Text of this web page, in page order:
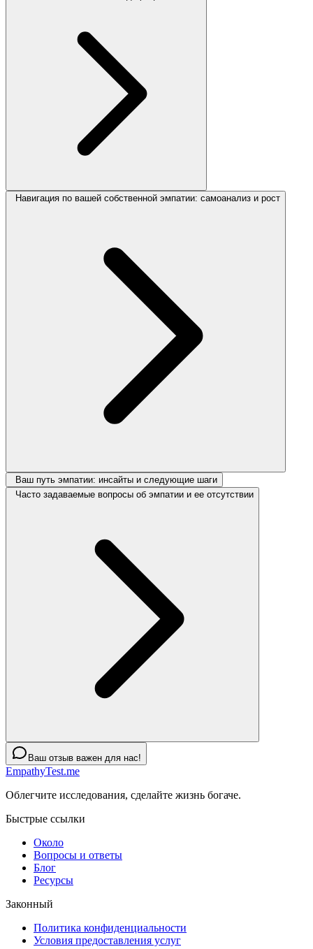
Навигация по вашей собственной эмпатии: самоанализ и рост
Ваш путь эмпатии: инсайты и следующие шаги
Часто задаваемые вопросы об эмпатии и ее отсутствии
Ваш отзыв важен для нас!
EmpathyTest.me
Облегчите исследования, сделайте жизнь богаче.
Быстрые ссылки
Около
Вопросы и ответы
Блог
Ресурсы
Законный
Политика конфиденциальности
Условия предоставления услуг